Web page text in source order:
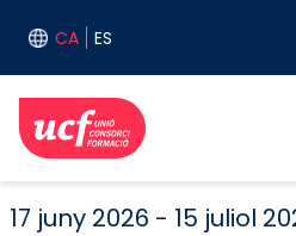
CA ES
17 juny 2026 15 juliol